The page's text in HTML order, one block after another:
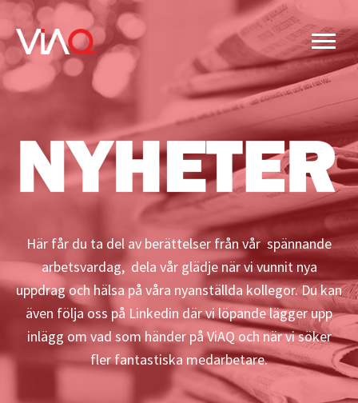
Hoppa
till
huvudinnehåll
Här får du ta del av berättelser från vår spännande
arbetsvardag, dela vår glädje när vi vunnit nya
uppdrag och hälsa på våra nyanställda kollegor. Du kan
även följa oss på Linkedin där vi löpande lägger upp
inlägg om vad som händer på ViAQ och när vi söker
fler fantastiska medarbetare.